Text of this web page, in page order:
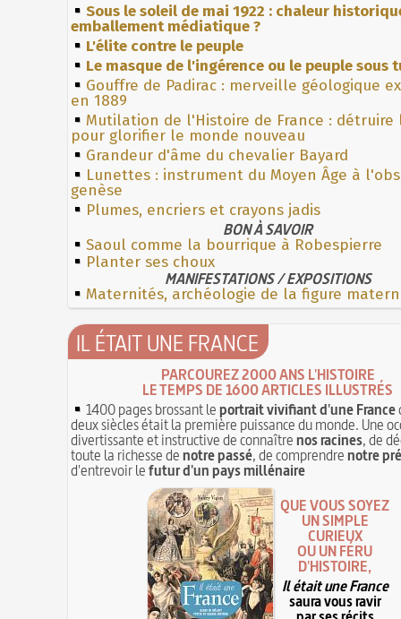
Sous le soleil de mai 1922 : chaleur
emballement médiatique ?
L'élite contre le peuple
Le masque de l'ingérence ou le peuple sous
Gouffre de Padirac : merveille géologique
en 1889
Mutilation de l'Histoire de France : détruire
pour glorifier le monde nouveau
Grandeur d'âme du chevalier Bayard
Lunettes : instrument du Moyen Âge à
genèse
Plumes, encriers et crayons jadis
BON À SAVOIR
Saoul comme la bourrique à Robespierre
Planter ses choux
MANIFESTATIONS / EXPOSITIONS
Maternités, archéologie de la figure
IL ÉTAIT UNE FRANCE
PARCOUREZ 2000 ANS L'HISTOIRE
LE TEMPS DE 1600 ARTICLES ILLUSTRÉS
1400 pages brossant leportrait vivifiant d'une France
deux siècles était la première puissance du monde. Une
divertissante et instructive de connaîtrenos racines, de
toute la richesse denotre passé, de comprendrenotre
d'entrevoir lefutur d'un pays millénaire
QUE VOUS SOYEZ
UN SIMPLE
CURIEUX
OU UN FÉRU
D'HISTOIRE,
Il était une France
saura vous ravir